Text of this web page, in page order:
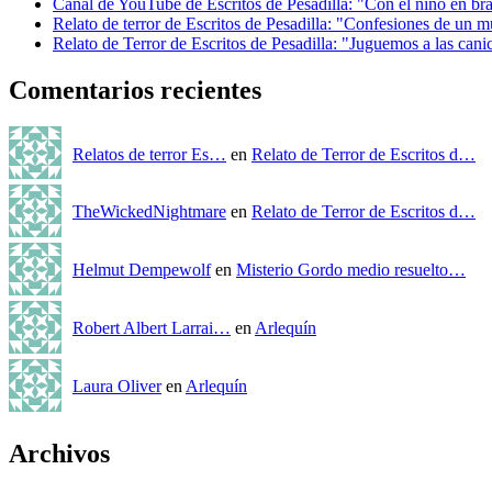
Relato de terror de Escritos de Pesadilla: "Confesiones de un
Relato de Terror de Escritos de Pesadilla: "Juguemos a las
Comentarios recientes
Relatos de terror Es… en Relato de Terror de Escritos d…
TheWickedNightmare en Relato de Terror de Escritos d…
Helmut Dempewolfen Misterio Gordo medio resuelto…
Robert Albert Larrai… enArlequín
Laura OliverenArlequín
Archivos